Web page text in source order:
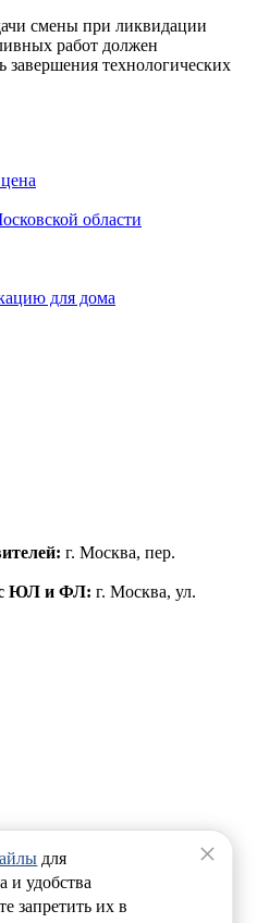
смены при ликвидации
работ должен
завершения технологических
области
для дома
г. Москва, пер.
с ЮЛ и ФЛ: г. Москва, ул.
информационный
офертой, определяемой
×
для
и удобства
запретить их в